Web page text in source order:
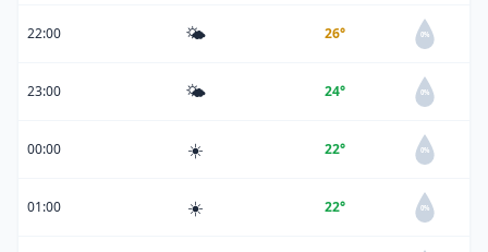
22:00 🌤️ 26° 0%
23:00 🌤️ 24° 0%
00:00 ☀️ 22° 0%
01:00 ☀️ 22° 0%